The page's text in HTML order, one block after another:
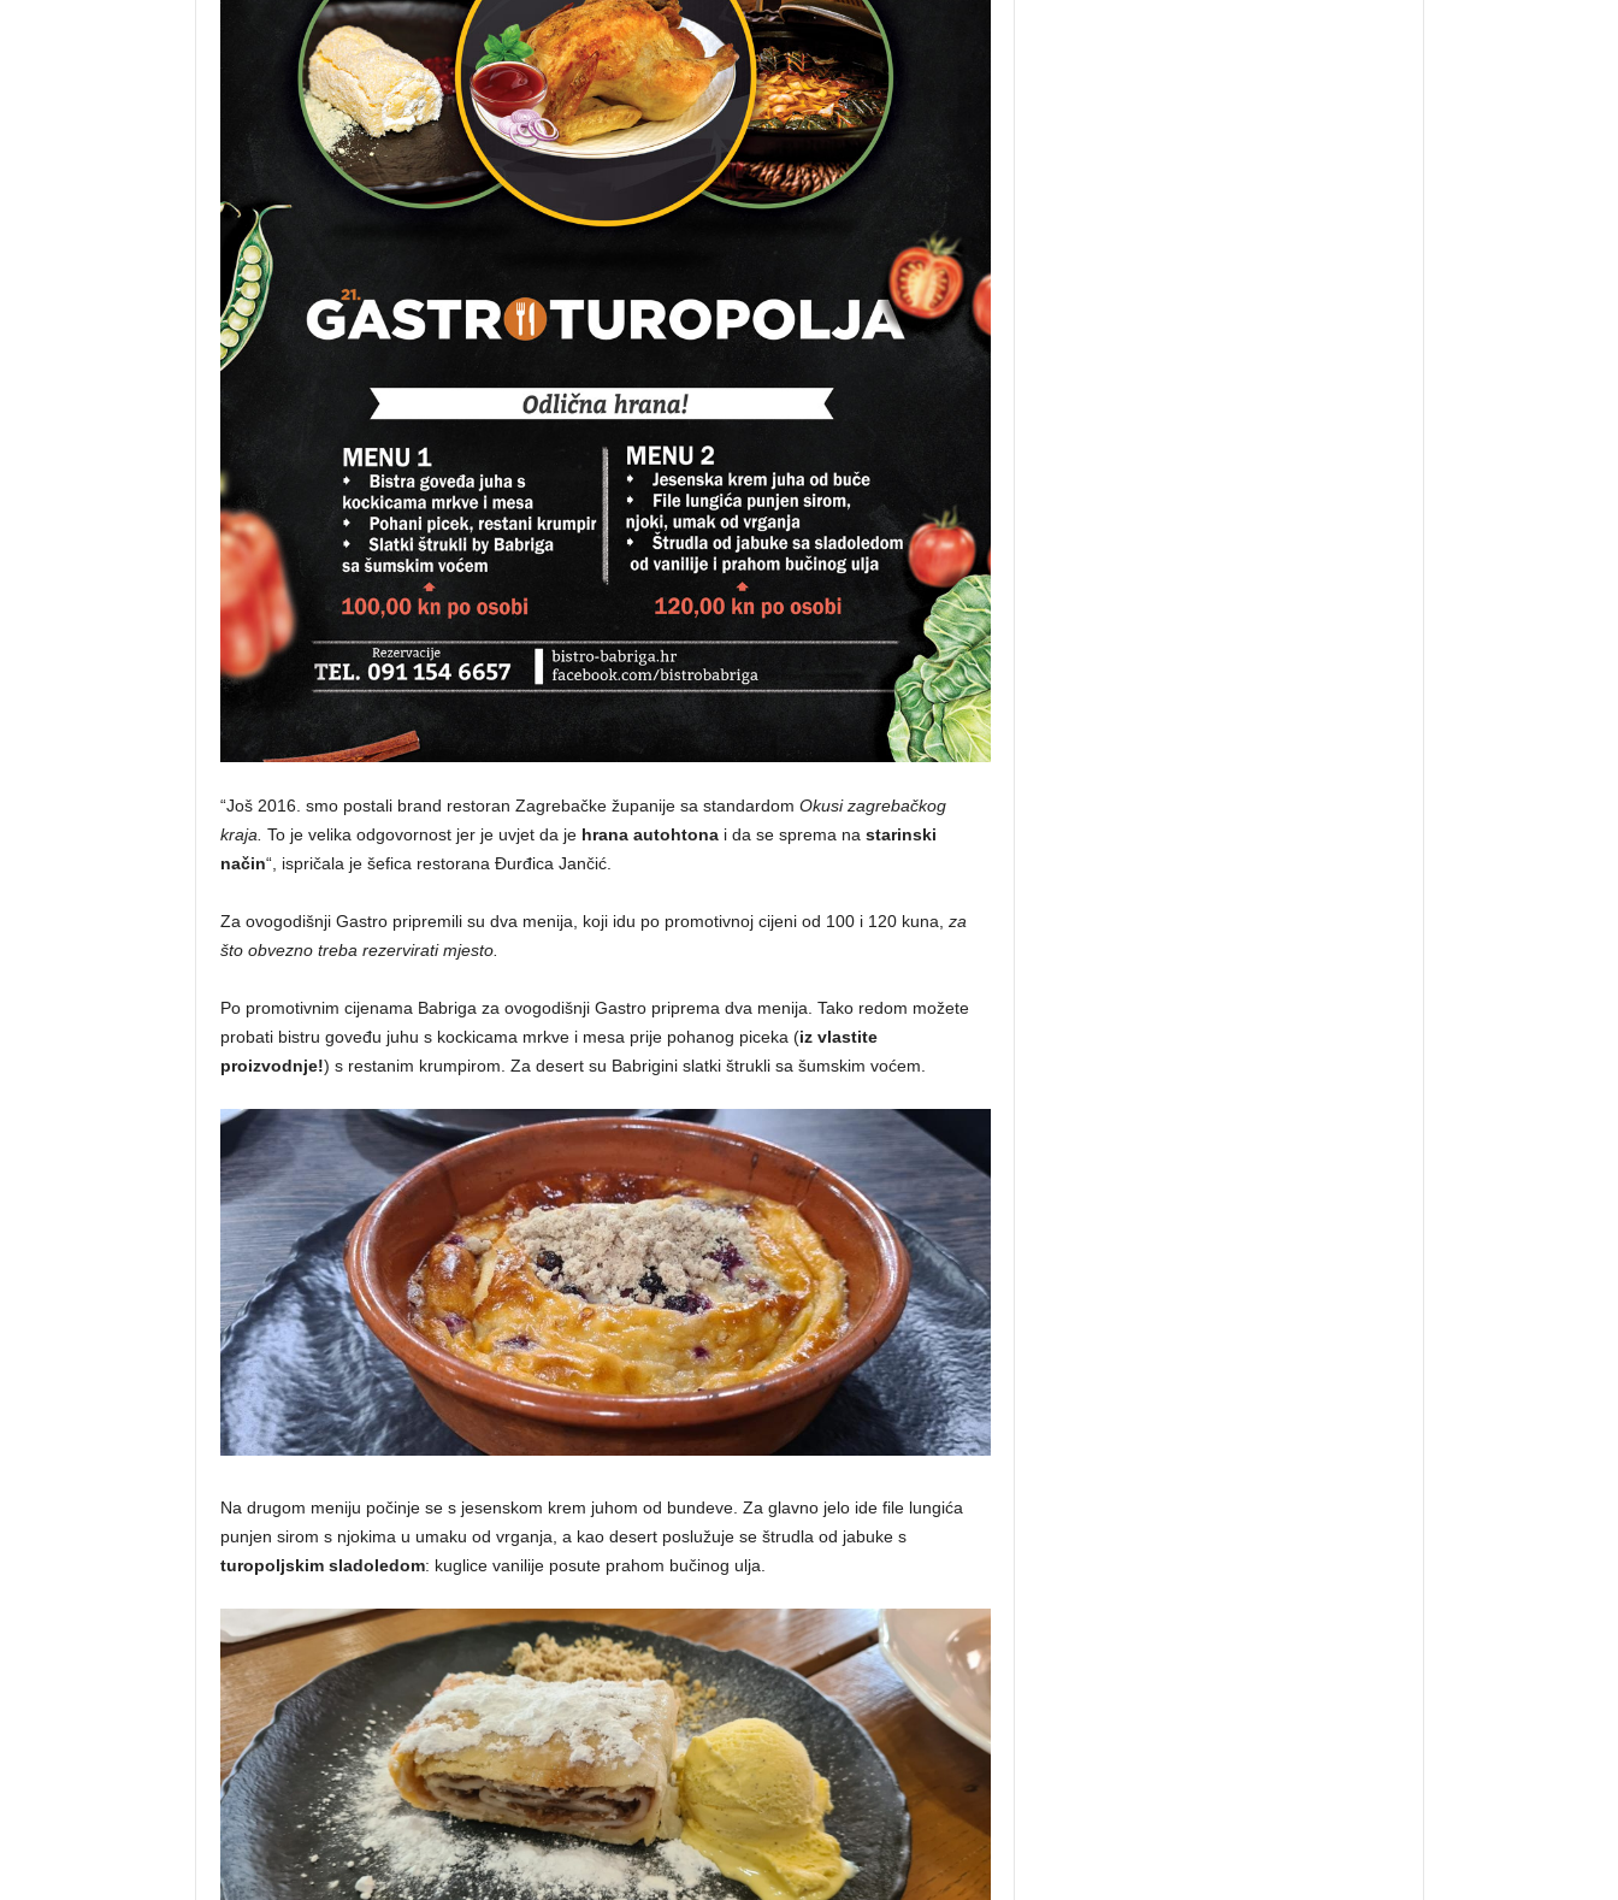
“Još 2016. smo postali brand restoran Zagrebačke županije sa standardom Okusi zagrebačkog
kraja. To je velika odgovornost jer je uvjet da je hrana autohtonai da se sprema na starinski
način“, ispričala je šefica restorana Đurđica Jančić.
Za ovogodišnji Gastro pripremili su dva menija, koji idu po promotivnoj cijeni od 100 i 120 kuna, za
što obvezno treba rezervirati mjesto.
Po promotivnim cijenama Babriga za ovogodišnji Gastro priprema dva menija. Tako redom možete
probati bistru goveđu juhu s kockicama mrkve i mesa prije pohanog piceka (iz vlastite
proizvodnje!) s restanim krumpirom. Za desert su Babrigini slatki štrukli sa šumskim voćem.
Na drugom meniju počinje se s jesenskom krem juhom od bundeve. Za glavno jelo ide file lungića
punjen sirom s njokima u umaku od vrganja, a kao desert poslužuje se štrudla od jabuke s
turopoljskim sladoledom: kuglice vanilije posute prahom bučinog ulja.